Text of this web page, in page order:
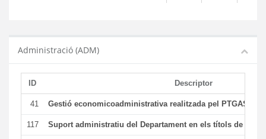
Administració (ADM)
ID Descriptor
41 Gestió economicoadministrativa realitzada pel PTGAS del
117 Suport administratiu del Departament en els títols de